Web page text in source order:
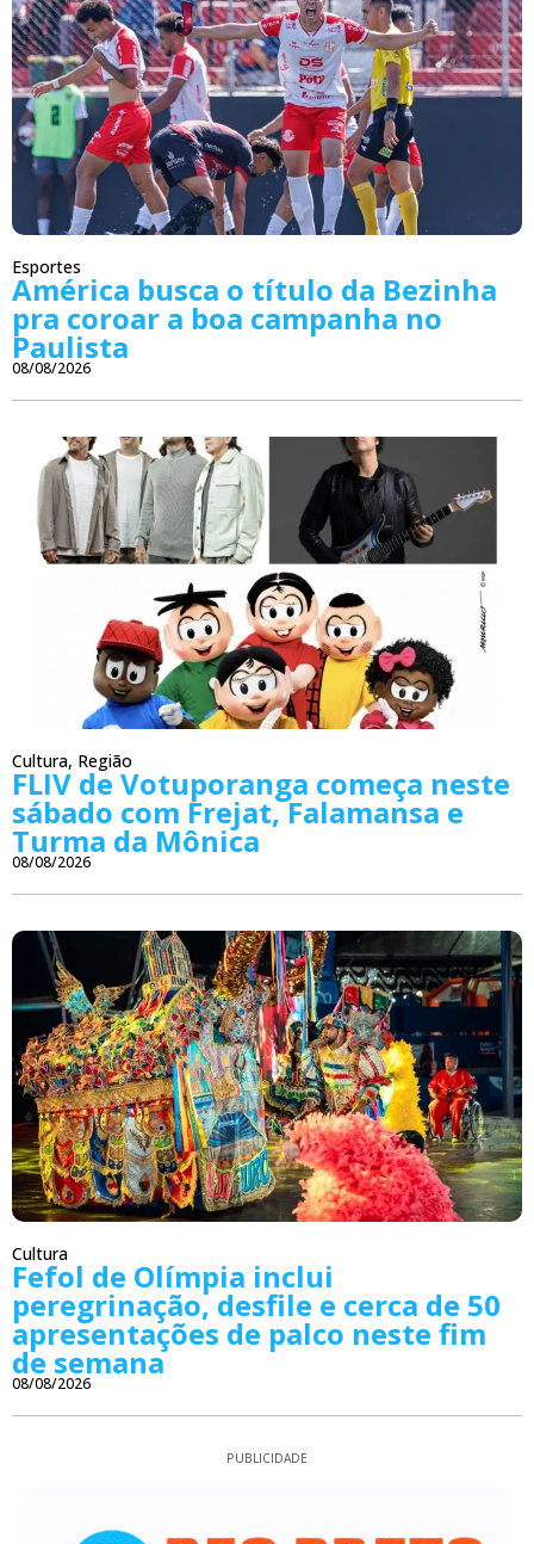
Esportes
América busca o título da Bezinha
pra coroar a boa campanha no
Paulista
08/08/2026
Cultura, Região
FLIV de Votuporanga começa neste
sábado com Frejat, Falamansa e
Turma da Mônica
08/08/2026
Cultura
Fefol de Olímpia inclui
peregrinação, desfile e cerca de 50
apresentações de palco neste fim
de semana
08/08/2026
PUBLICIDADE